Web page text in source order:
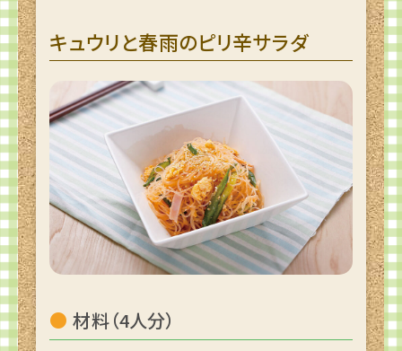
キュウリと春雨のピリ辛サラダ
材料（4人分）